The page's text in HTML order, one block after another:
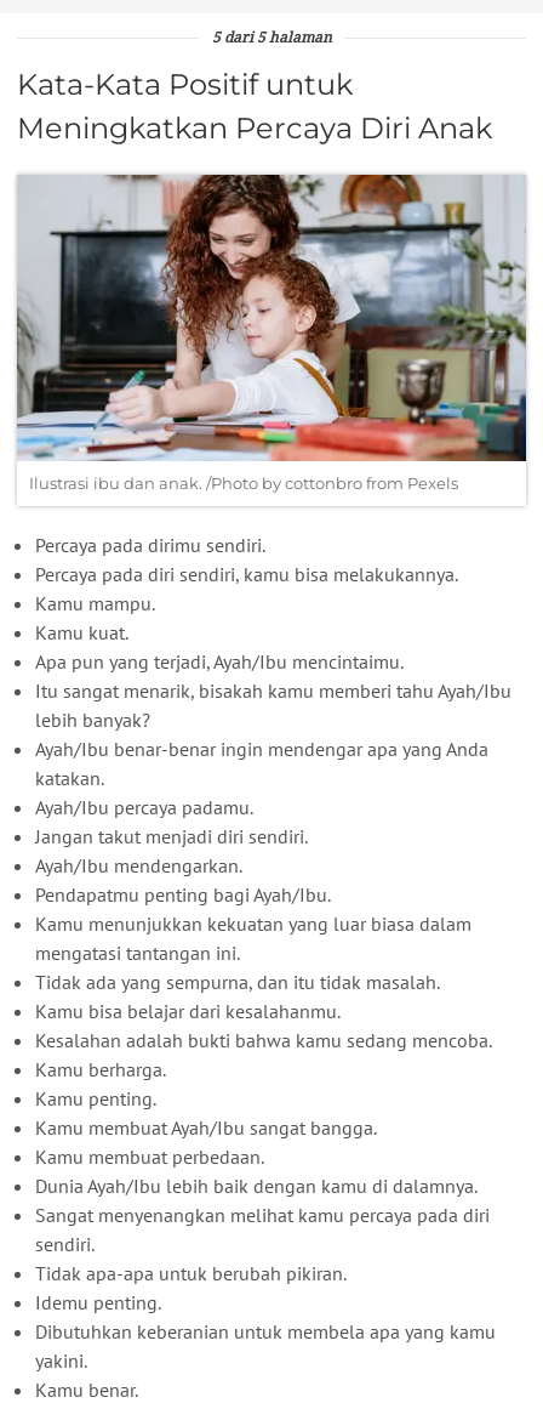
5 dari 5 halaman
Kata-Kata Positif untuk
Meningkatkan Percaya Diri Anak
Ilustrasi ibu dan anak. /Photo by cottonbro from Pexels
Percaya pada dirimu sendiri.
Percaya pada diri sendiri, kamu bisa melakukannya.
Kamu mampu.
Kamu kuat.
Apa pun yang terjadi, Ayah/Ibu mencintaimu.
Itu sangat menarik, bisakah kamu memberi tahu Ayah/Ibu
lebih banyak?
Ayah/Ibu benar-benar ingin mendengar apa yang Anda
katakan.
Ayah/Ibu percaya padamu.
Jangan takut menjadi diri sendiri.
Ayah/Ibu mendengarkan.
Pendapatmu penting bagi Ayah/Ibu.
Kamu menunjukkan kekuatan yang luar biasa dalam
mengatasi tantangan ini.
Tidak ada yang sempurna, dan itu tidak masalah.
Kamu bisa belajar dari kesalahanmu.
Kesalahan adalah bukti bahwa kamu sedang mencoba.
Kamu berharga.
Kamu penting.
Kamu membuat Ayah/Ibu sangat bangga.
Kamu membuat perbedaan.
Dunia Ayah/Ibu lebih baik dengan kamu di dalamnya.
Sangat menyenangkan melihat kamu percaya pada diri
sendiri.
Tidak apa-apa untuk berubah pikiran.
Idemu penting.
Dibutuhkan keberanian untuk membela apa yang kamu
yakini.
Kamu benar.